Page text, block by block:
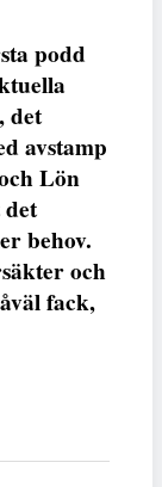
podd
det
avstamp
Lön
behov.
och
fack,